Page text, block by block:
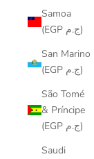
Samoa
(EGP ج.م)
San Marino
(EGP ج.م)
São Tomé
& Príncipe
(EGP ج.م)
Saudi